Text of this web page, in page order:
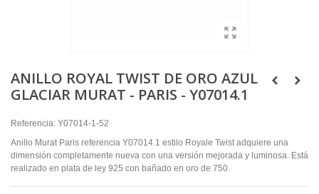
ANILLO ROYAL TWIST DE ORO AZUL
GLACIAR MURAT - PARIS - Y07014.1
Referencia: Y07014-1-52
Anillo Murat Paris referencia Y07014.1 estilo Royale Twist adquiere una
dimensión completamente nueva con una versión mejorada y luminosa. Está
realizado en plata de ley 925 con bañado en oro de 750.